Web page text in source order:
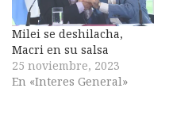
Milei se deshilacha,
Macri en su salsa
25 noviembre, 2023
En «Interes General»